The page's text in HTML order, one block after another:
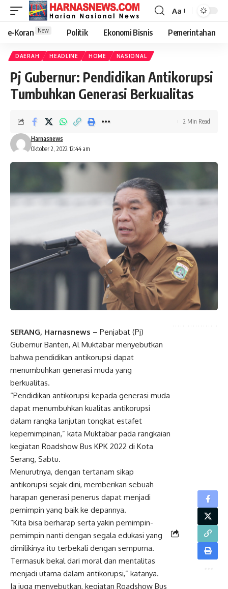
Aa
e-Koran New Politik Ekonomi Bisnis Pemerintahan
DAERAH HEADLINE HOME NASIONAL
Pj Gubernur: Pendidikan Antikorupsi
Tumbuhkan Generasi Berkualitas
Oktober 2, 2022 12:44 am
Harnasnews
2 Min Read
SERANG, Harnasnews – Penjabat (Pj)
Gubernur Banten, Al Muktabar menyebutkan
bahwa pendidikan antikorupsi dapat
menumbuhkan generasi muda yang
berkualitas.
“Pendidikan antikorupsi kepada generasi muda
dapat menumbuhkan kualitas antikorupsi
dalam rangka lanjutan tongkat estafet
kepemimpinan,” kata Muktabar pada rangkaian
kegiatan Roadshow Bus KPK 2022 di Kota
Serang, Sabtu.
Menurutnya, dengan tertanam sikap
antikorupsi sejak dini, memberikan sebuah
harapan generasi penerus dapat menjadi
pemimpin yang baik ke depannya.
“Kita bisa berharap serta yakin pemimpin-
pemimpin nanti dengan segala edukasi yang
dimilikinya itu terbekali dengan sempurna.
Termasuk bekal dari moral dan mentalitas
menjadi utama dalam antikorupsi,” katanya.
Ia juga menyebutkan, kegiatan Roadshow Bus